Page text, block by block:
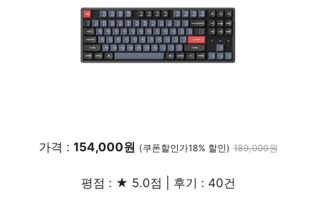
가격 : 154,000원 (쿠폰할인가18% 할인) 189,000원
평점 : ★ 5.0점 | 후기 : 40건